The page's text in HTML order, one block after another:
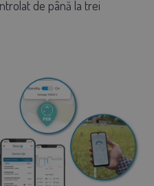
de până la trei